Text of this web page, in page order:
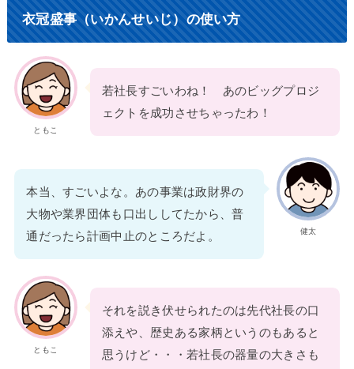
衣冠盛事（いかんせいじ）の使い方
ともこ
若社長すごいわね！ あのビッグプロジ
ェクトを成功させちゃったわ！
健太
本当、すごいよな。あの事業は政財界の
大物や業界団体も口出ししてたから、普
通だったら計画中止のところだよ。
ともこ
それを説き伏せられたのは先代社長の口
添えや、歴史ある家柄というのもあると
思うけど・・・若社長の器量の大きさも